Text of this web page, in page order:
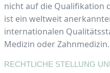
nicht auf die Qualifikation
ist ein weltweit
internationalen
Medizin oder Zahnmedizin.
RECHTLICHE STELLUNG